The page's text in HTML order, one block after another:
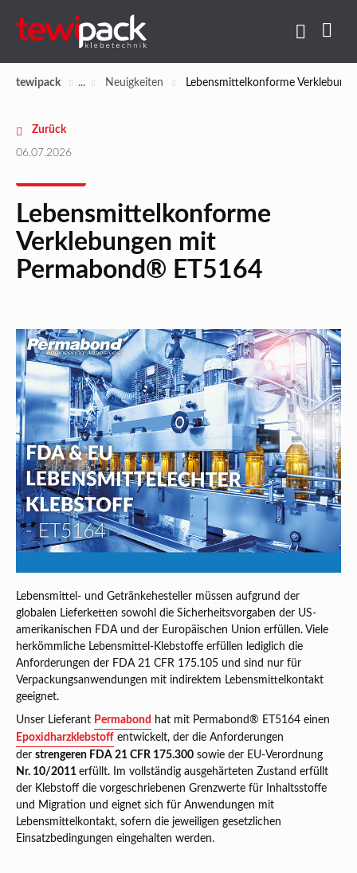
tewipack Neuigkeiten Lebensmittelkonforme
Zurück
06.07.2026
Lebensmittelkonforme
Verklebungen mit
Permabond® ET5164
Lebensmittel- und Getränkehesteller müssen aufgrund der
globalen Lieferketten sowohl die Sicherheitsvorgaben der US-
amerikanischen FDA und der Europäischen Union erfüllen. Viele
herkömmliche Lebensmittel-Klebstoffe erfüllen lediglich die
Anforderungen der FDA 21 CFR 175.105 und sind nur für
Verpackungsanwendungen mit indirektem Lebensmittelkontakt
geeignet.
Unser Lieferant Permabond hat mit Permabond® ET5164 einen
Epoxidharzklebstoff entwickelt, der die Anforderungen
der strengeren FDA 21 CFR 175.300 sowie der EU-Verordnung
Nr. 10/2011 erfüllt. Im vollständig ausgehärteten Zustand erfüllt
der Klebstoff die vorgeschriebenen Grenzwerte für Inhaltsstoffe
und Migration und eignet sich für Anwendungen mit
Lebensmittelkontakt, sofern die jeweiligen gesetzlichen
Einsatzbedingungen eingehalten werden.